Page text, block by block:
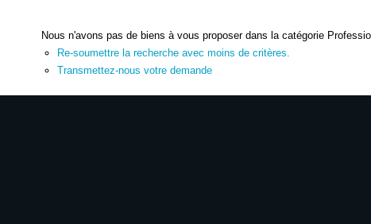
Nous n'avons pas de biens à vous proposer dans la catégorie
Re-soumettre la recherche avec moins de critères.
Transmettez-nous votre demande